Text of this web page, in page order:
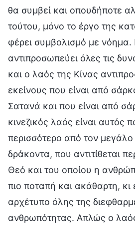
θα συμβεί και οπουδήποτε
τούτου, μόνο το έργο της
φέρει συμβολισμό με νόημα.
αντιπροσωπεύει όλες τις
και ο λαός της Κίνας
εκείνους που είναι από
Σατανά και που είναι από
κινεζικός λαός είναι αυτός
περισσότερο από τον μεγάλο
δράκοντα, που αντιτίθεται
Θεό και του οποίου η
πιο ποταπή και ακάθαρτη, κι
αρχέτυπο όλης της
ανθρωπότητας. Απλώς ο